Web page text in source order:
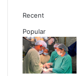
Recent
Popular